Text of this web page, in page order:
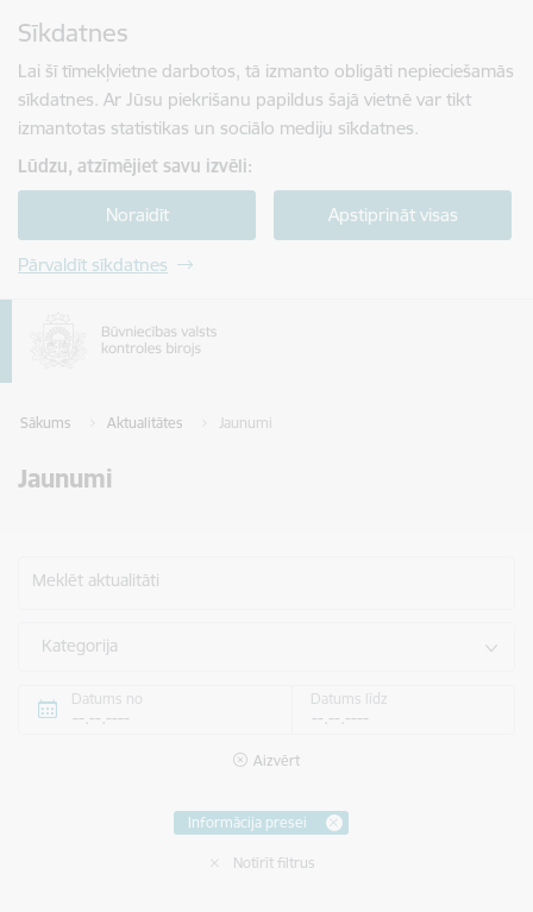
Sīkdatnes
Lai šī tīmekļvietne darbotos, tā izmanto obligāti nepieciešamās
sīkdatnes. Ar Jūsu piekrišanu papildus šajā vietnē var tikt
izmantotas statistikas un sociālo mediju sīkdatnes.
Lūdzu, atzīmējiet savu izvēli:
Noraidīt Apstiprināt visas
Pārvaldīt sīkdatnes
Sākums Aktualitātes Jaunumi
Jaunumi
Meklēt aktualitāti
Kategorija
Datums no Datums līdz
Aizvērt
Informācija presei
Notīrīt filtrus